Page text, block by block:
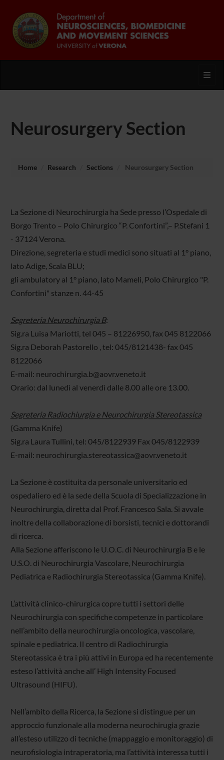
Neurosurgery Section
Home Research Sections Neurosurgery Section
La Sezione di Neurochirurgia ha Sede presso l’Ospedale di
Borgo Trento – Polo Chirurgico “P. Confortini”,– P.Stefani 1
- 37124 Verona.
Direzione, segreteria e studi medici sono situati al 1° piano,
lato Adige, Scala BLU;
gli ambulatory al 1° piano, lato Mameli, Polo Chirurgico "P.
Confortini" stanze n. 44-45
Segreteria Neurochirurgia B:
Sig.ra Luisa Mariotti, tel 045 – 81226950, fax 045 8122066
Sig.ra Deborah Pastorello , tel: 045/8121438- fax 045
8122066
E-mail: neurochirurgia.b@aovr.veneto.it
Orario: dal lunedì al venerdì dalle 8.00 alle ore 13.00.
Segreteria Radiochiurgia e Neurochirurgia Stereotassica
(Gamma Knife)
Sig.ra Laura Tullini, tel: 045/8122939 Fax 045/8122939
E-mail: neurochirurgia.stereotassica@aovr.veneto.it
La Sezione è costituita da personale universitario ed
ospedaliero ed è la sede della Scuola di Specializzazione in
Neurochirurgia, diretta dal Prof. Francesco Sala. Si avvale
inoltre della collaborazione di borsisti, tecnici e dottorandi
di ricerca.
Alla Sezione afferiscono le U.O.C. di Neurochirurgia B e le
U.S.O. di Neurochirurgia Vascolare, Neurochirurgia
Pediatrica e Radiochirurgia Stereotassica (Gamma Knife).
L’attività clinico-chirurgica copre tutti i settori delle
Neurochirurgia con specifiche competenze in particolare
nell’ambito della neurochirurgia oncologica, vascolare,
spinale e pediatrica. Il centro di Radiochirurgia
Stereotassica è tra i più attivi in Europa ed ha recentemente
esteso l’attività anche all’ High Intensity Focused
Ultrasound (HIFU).
Nell’ambito della Ricerca, la Sezione si distingue per un
approccio funzionale alla moderna neurochirugia grazie
all’esteso utilizzo di tecniche (mappaggio e monitoraggio) di
neurofisiologia intraperatoria, ma l’attività interessa tutti i